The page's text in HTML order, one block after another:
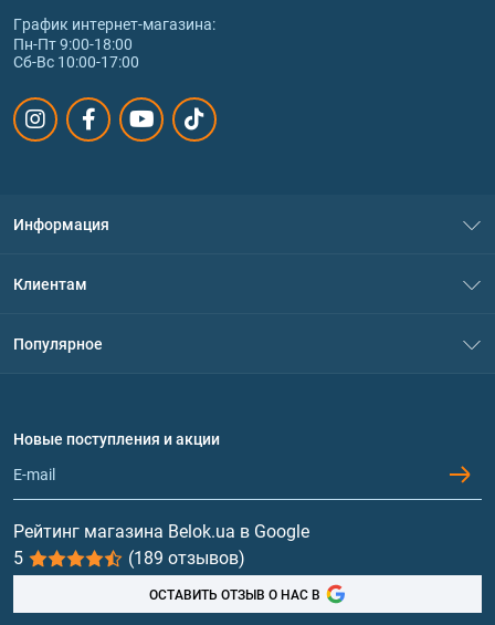
График интернет‑магазина:
Пн-Пт 9:00-18:00
Сб-Вс 10:00-17:00
Информация
Политика конфиденциальности
Обмен и возврат
Клиентам
Популярное
Протеин
Гейнеры
Витамины и минералы
Рыбий жир, жирные кислоты
Новые поступления и акции
Рейтинг магазина Belok.ua в Google
5
(189 отзывов)
ОСТАВИТЬ ОТЗЫВ О НАС В